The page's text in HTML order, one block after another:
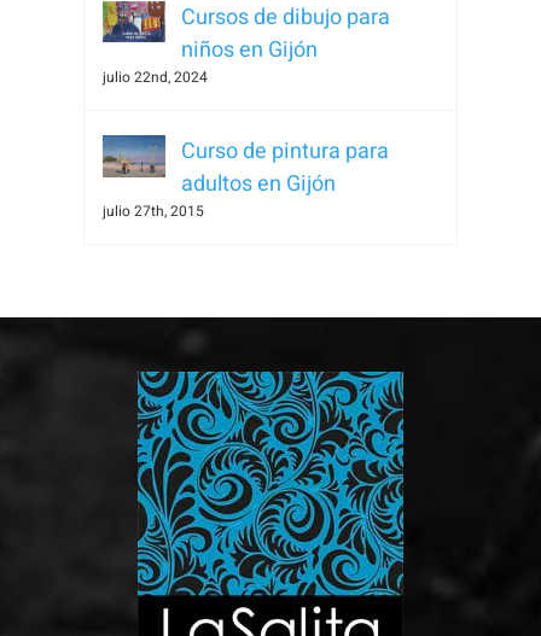
Cursos de dibujo para
niños en Gijón
julio 22nd, 2024
Curso de pintura para
adultos en Gijón
julio 27th, 2015